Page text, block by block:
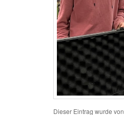
Dieser Eintrag wurde von